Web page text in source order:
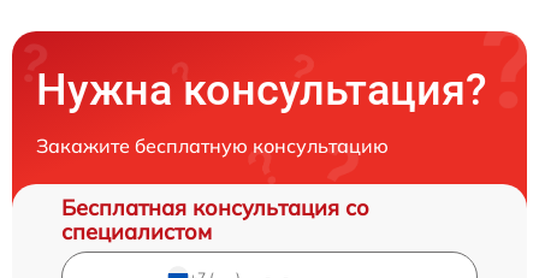
Нужна консультация?
Закажите бесплатную консультацию
Бесплатная консультация со
специалистом